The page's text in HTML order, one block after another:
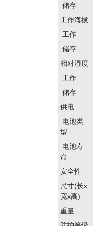
储存
工作海拔
工作
储存
相对湿度
工作
储存
供电
电池类
型
电池寿
命
安全性
尺寸(长x
宽x高)
重量